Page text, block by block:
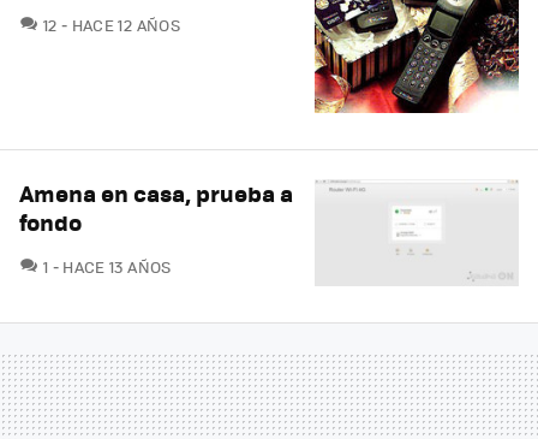
12 COMENTARIOS
HACE 12 AÑOS
Amena en casa, prueba a
fondo
1 COMENTARIOS
HACE 13 AÑOS